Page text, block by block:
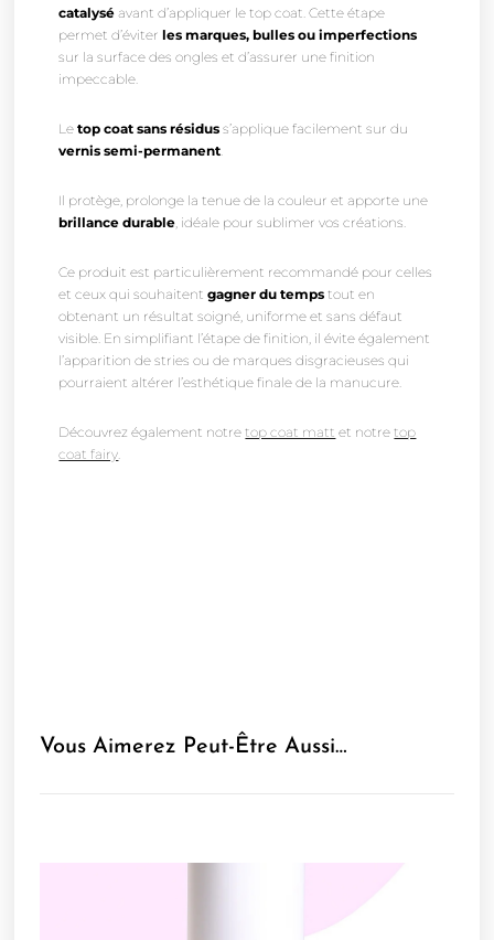
catalysé avant d’appliquer le top coat. Cette étape
permet d’éviter les marques, bulles ou imperfections
sur la surface des ongles et d’assurer une finition
impeccable.
Letop coat sans résidus s’applique facilement sur du
vernis semi-permanent.
Il protège, prolonge la tenue de la couleur et apporte une
brillance durable, idéale pour sublimer vos créations.
Ce produit est particulièrement recommandé pour celles
et ceux qui souhaitentgagner du temps tout en
obtenant un résultat soigné, uniforme et sans défaut
visible. En simplifiant l’étape de finition, il évite également
l’apparition de stries ou de marques disgracieuses qui
pourraient altérer l’esthétique finale de la manucure.
Découvrez également notretop coat matt et notretop
coat fairy.
Vous Aimerez Peut-Être Aussi…